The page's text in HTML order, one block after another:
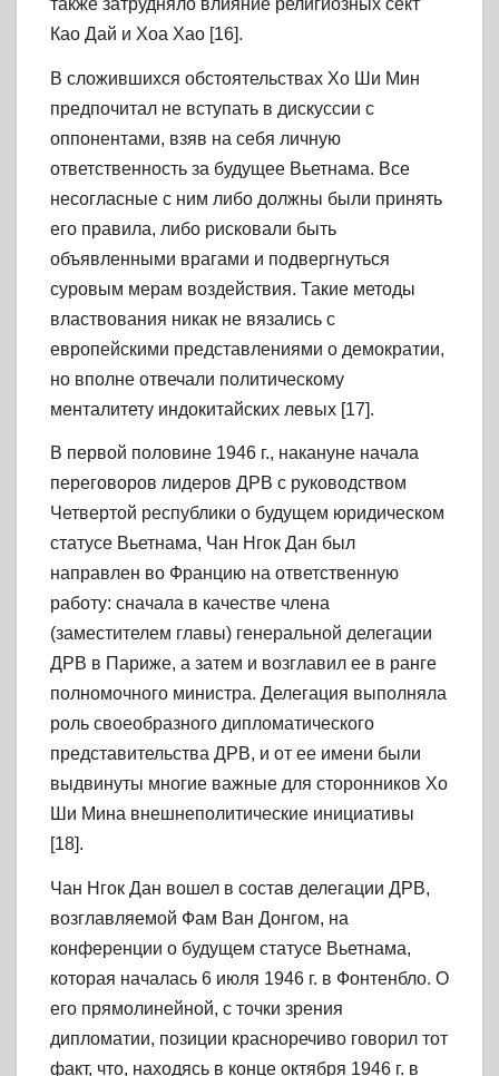
Као Дай и Хоа Хао [16].
В сложившихся обстоятельствах Хо Ши Мин
предпочитал не вступать в дискуссии с
оппонентами, взяв на себя личную
ответственность за будущее Вьетнама. Все
несогласные с ним либо должны были принять
его правила, либо рисковали быть
объявленными врагами и подвергнуться
суровым мерам воздействия. Такие методы
властвования никак не вязались с
европейскими представлениями о демократии,
но вполне отвечали политическому
менталитету индокитайских левых [17].
В первой половине 1946 г., накануне начала
переговоров лидеров ДРВ с руководством
Четвертой республики о будущем юридическом
статусе Вьетнама, Чан Нгок Дан был
направлен во Францию на ответственную
работу: сначала в качестве члена
(заместителем главы) генеральной делегации
ДРВ в Париже, а затем и возглавил ее в ранге
полномочного министра. Делегация выполняла
роль своеобразного дипломатического
представительства ДРВ, и от ее имени были
выдвинуты многие важные для сторонников Хо
Ши Мина внешнеполитические инициативы
[18].
Чан Нгок Дан вошел в состав делегации ДРВ,
возглавляемой Фам Ван Донгом, на
конференции о будущем статусе Вьетнама,
которая началась 6 июля 1946 г. в Фонтенбло. О
его прямолинейной, с точки зрения
дипломатии, позиции красноречиво говорил тот
факт, что, находясь в конце октября 1946 г. в